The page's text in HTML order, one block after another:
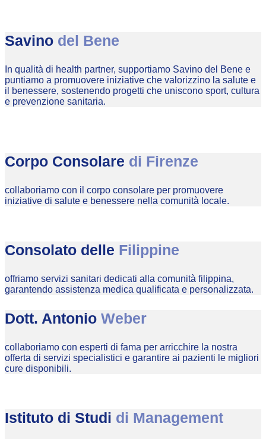
Savino del Bene
In qualità di health partner, supportiamo Savino del Bene e
puntiamo a promuovere iniziative che valorizzino la salute e
il benessere, sostenendo progetti che uniscono sport, cultura
e prevenzione sanitaria.
Corpo Consolare di Firenze
collaboriamo con il corpo consolare per promuovere
iniziative di salute e benessere nella comunità locale.
Consolato delle Filippine
offriamo servizi sanitari dedicati alla comunità filippina,
garantendo assistenza medica qualificata e personalizzata.
Dott. Antonio Weber
collaboriamo con esperti di fama per arricchire la nostra
offerta di servizi specialistici e garantire ai pazienti le migliori
cure disponibili.
Istituto di Studi di Management